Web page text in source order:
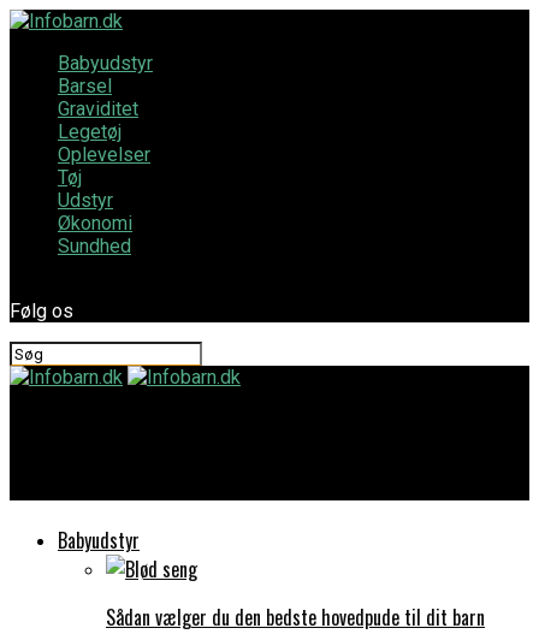
Babyudstyr
Barsel
Graviditet
Legetøj
Oplevelser
Tøj
Udstyr
Økonomi
Sundhed
Følg os
Babyudstyr
Sådan vælger du den bedste hovedpude til dit barn